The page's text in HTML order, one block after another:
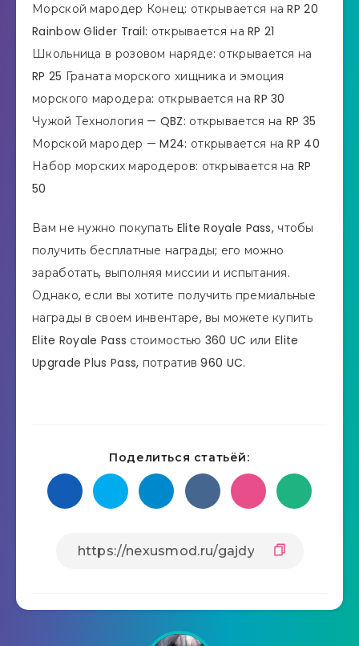
Морской мародер Конец: открывается на RP 20
Rainbow Glider Trail: открывается на RP 21
Школьница в розовом наряде: открывается на
RP 25 Граната морского хищника и эмоция
морского мародера: открывается на RP 30
Чужой Технология — QBZ: открывается на RP 35
Морской мародер — M24: открывается на RP 40
Набор морских мародеров: открывается на RP
50
Вам не нужно покупать Elite Royale Pass, чтобы
получить бесплатные награды; его можно
заработать, выполняя миссии и испытания.
Однако, если вы хотите получить премиальные
награды в своем инвентаре, вы можете купить
Elite Royale Pass стоимостью 360 UC или Elite
Upgrade Plus Pass, потратив 960 UC.
Поделиться статьёй: